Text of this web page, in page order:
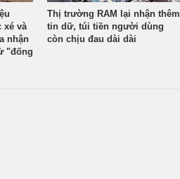
xé và
nhận
"đống
Thị trường RAM lại nhận thêm
tin dữ, túi tiền người dùng
còn chịu đau dài dài